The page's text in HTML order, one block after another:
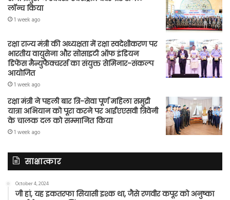
लॉन्च किया
1 week ago
रक्षा राज्य मंत्री की अध्यक्षता में रक्षा स्वदेशीकरण पर
भारतीय वायुसेना और सोसाइटी ऑफ इंडियन
डिफेंस मैन्युफैक्चरर्स का संयुक्त सेमिनार-संकल्प
आयोजित
1 week ago
रक्षा मंत्री ने पहली बार त्रि-सेवा पूर्ण महिला समुद्री
यात्रा अभियान को पूरा करने पर आईएएसवी त्रिवेनी
के चालक दल को सम्मानित किया
1 week ago
साक्षात्कार
October 4, 2024
जी हां, यह इकतरफा सियासी इश्क था, जैसे रणवीर कपूर को अनुष्का